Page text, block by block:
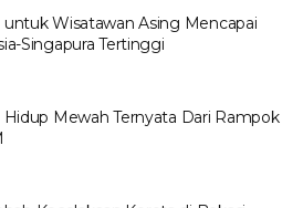
untuk Wisatawan Asing Mencapai
Singapura Tertinggi
Hidup Mewah Ternyata Dari Rampok